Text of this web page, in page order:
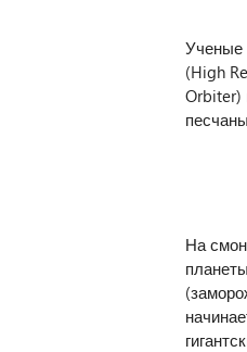
Ученые
(High
Orbiter)
На